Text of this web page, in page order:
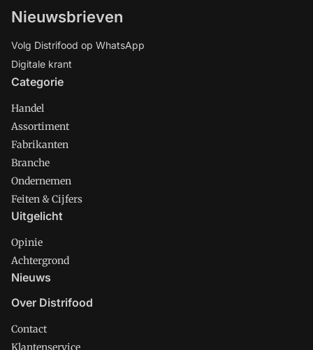
Nieuwsbrieven
Volg Distrifood op WhatsApp
Digitale krant
Categorie
Handel
Assortiment
Fabrikanten
Branche
Ondernemen
Feiten & Cijfers
Uitgelicht
Opinie
Achtergrond
Nieuws
Over Distrifood
Contact
Klantenservice